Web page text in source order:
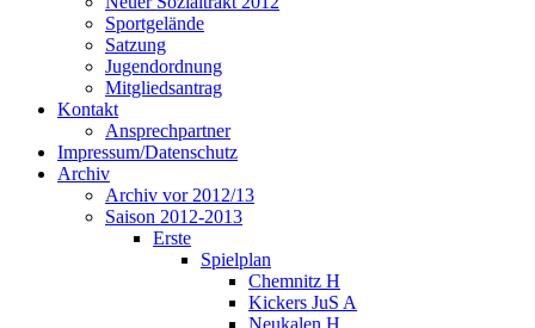
Sportgelände
Satzung
Jugendordnung
Mitgliedsantrag
Kontakt
Ansprechpartner
Impressum/Datenschutz
Archiv
Archiv vor 2012/13
Saison 2012-2013
Erste
Spielplan
Chemnitz H
Kickers JuS A